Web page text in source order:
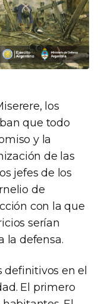
los
que todo
y la
de las
jefes de los
de
con la que
serían
la defensa.
definitivos en el
El primero